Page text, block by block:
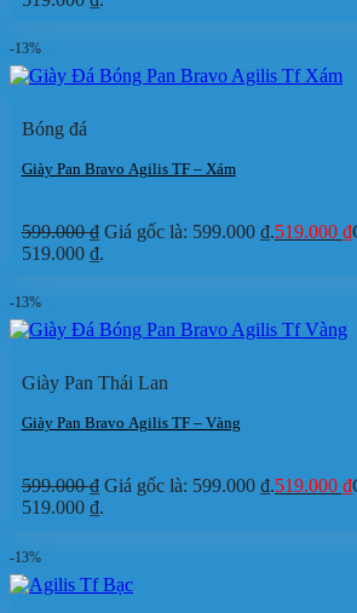
-13%
Bóng đá
Giày Pan Bravo Agilis TF – Xám
599.000₫ Giá gốc là: 599.000 ₫.519.000 ₫
519.000 ₫.
-13%
Giày Pan Thái Lan
Giày Pan Bravo Agilis TF – Vàng
599.000₫ Giá gốc là: 599.000 ₫.519.000 ₫
519.000 ₫.
-13%